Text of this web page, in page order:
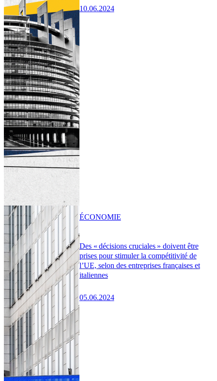
10.06.2024
Des « décisions cruciales » doivent être
prises pour stimuler la compétitivité de
l’UE, selon des entreprises françaises et
italiennes
05.06.2024
ÉCONOMIE